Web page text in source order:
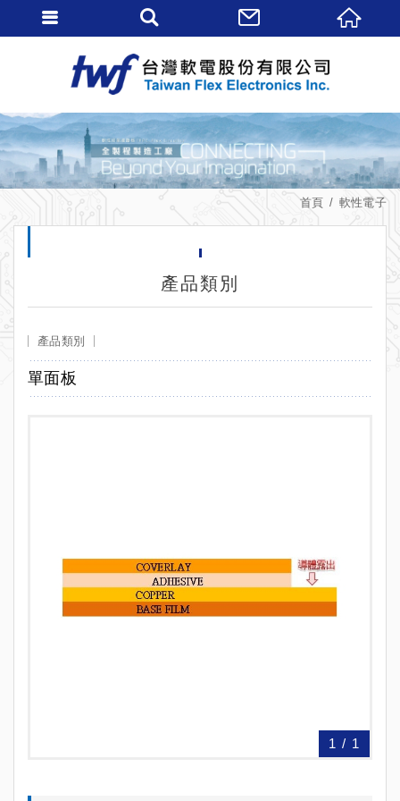
首頁 軟性電子
產品類別
產品類別
單面板
1 / 1